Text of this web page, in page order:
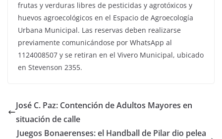
frutas y verduras libres de pesticidas y agrotóxicos y
huevos agroecológicos en el Espacio de Agroecología
Urbana Municipal. Las reservas deben realizarse
previamente comunicándose por WhatsApp al
1124008507 y se retiran en el Vivero Municipal, ubicado
en Stevenson 2355.
José C. Paz: Contención de Adultos Mayores en
situación de calle
Juegos Bonaerenses: el Handball de Pilar dio pelea